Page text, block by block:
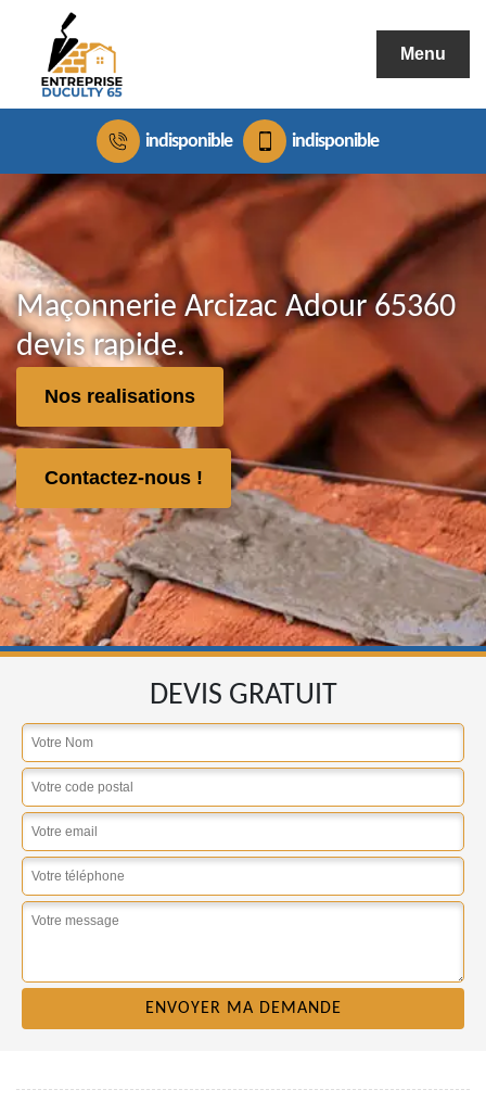
Menu
indisponible indisponible
Maçonnerie Arcizac Adour 65360
devis rapide.
Nos realisations
Contactez-nous !
DEVIS GRATUIT